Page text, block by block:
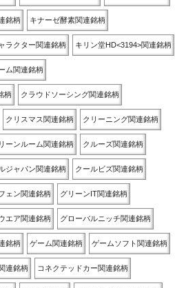
銘柄 キナーゼ酵素関連銘柄
ラクター関連銘柄 キリン堂HD<3194>関連銘柄
ム関連銘柄
柄 クラウドソーシング関連銘柄
クリスマス関連銘柄 クリーニング関連銘柄
ーンルーム関連銘柄 クルーズ関連銘柄
ジャパン関連銘柄 クールビズ関連銘柄
ェン関連銘柄 グリーンIT関連銘柄
エア関連銘柄 グローバルニッチ関連銘柄
銘柄 ゲーム関連銘柄 ゲームソフト関連銘柄
連銘柄 コネクテッドカー関連銘柄